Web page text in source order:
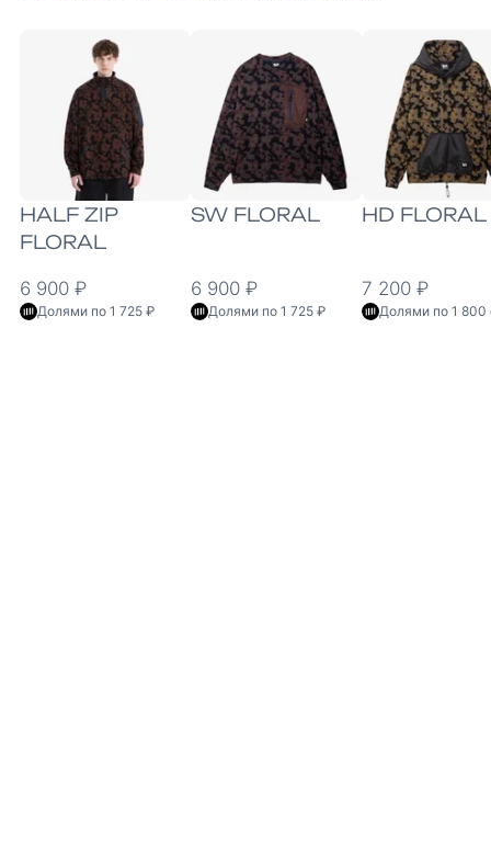
HALF ZIP
FLORAL
6 900 ₽
Долями по 1 725 ₽
SW FLORAL
6 900 ₽
Долями по 1 725 ₽
HD FLORAL
7 200 ₽
Долями по 1 800